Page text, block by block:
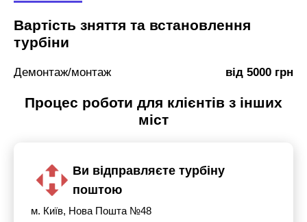
Вартість зняття та встановлення
турбіни
Демонтаж/монтаж від 5000 грн
Процес роботи для клієнтів з інших
міст
Ви відправляєте турбіну
поштою
м. Київ, Нова Пошта №48